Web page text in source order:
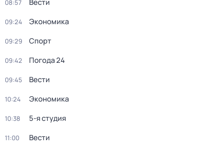
08:57 Вести
09:24 Экономика
09:29 Спорт
09:42 Погода 24
09:45 Вести
10:24 Экономика
10:38 5-я студия
11:00 Вести